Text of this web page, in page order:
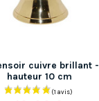
cuivre brillant -
hauteur 10 cm